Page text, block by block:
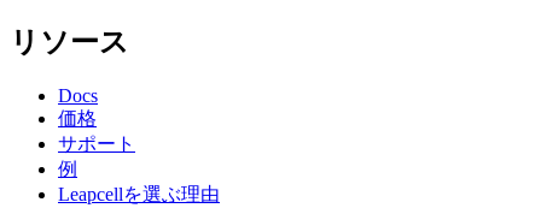
リソース
Docs
価格
サポート
例
Leapcellを選ぶ理由